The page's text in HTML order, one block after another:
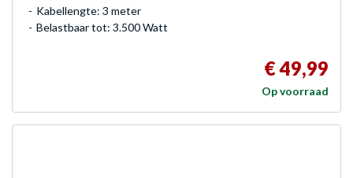
Kabellengte: 3 meter
Belastbaar tot: 3.500 Watt
€ 49,99
Op voorraad